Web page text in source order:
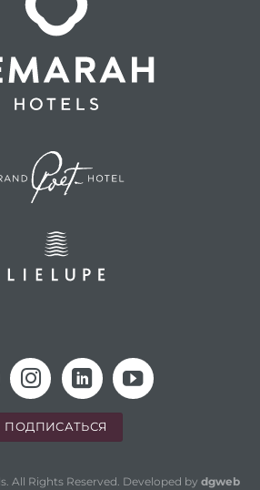
ПОДПИСАТЬСЯ
All Rights Reserved. Developed by dgweb